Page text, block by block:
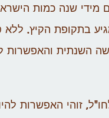
מידי שנה כמות
בתקופת הקיץ.
השנתית
זוהי האפשרות